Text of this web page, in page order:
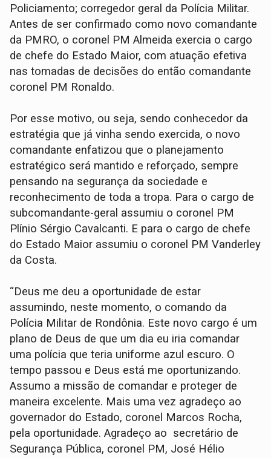
Policiamento; corregedor geral da Polícia Militar.
Antes de ser confirmado como novo comandante
da PMRO, o coronel PM Almeida exercia o cargo
de chefe do Estado Maior, com atuação efetiva
nas tomadas de decisões do então comandante
coronel PM Ronaldo.
Por esse motivo, ou seja, sendo conhecedor da
estratégia que já vinha sendo exercida, o novo
comandante enfatizou que o planejamento
estratégico será mantido e reforçado, sempre
pensando na segurança da sociedade e
reconhecimento de toda a tropa. Para o cargo de
subcomandante-geral assumiu o coronel PM
Plínio Sérgio Cavalcanti. E para o cargo de chefe
do Estado Maior assumiu o coronel PM Vanderley
da Costa.
“Deus me deu a oportunidade de estar
assumindo, neste momento, o comando da
Polícia Militar de Rondônia. Este novo cargo é um
plano de Deus de que um dia eu iria comandar
uma polícia que teria uniforme azul escuro. O
tempo passou e Deus está me oportunizando.
Assumo a missão de comandar e proteger de
maneira excelente. Mais uma vez agradeço ao
governador do Estado, coronel Marcos Rocha,
pela oportunidade. Agradeço ao secretário de
Segurança Pública, coronel PM, José Hélio